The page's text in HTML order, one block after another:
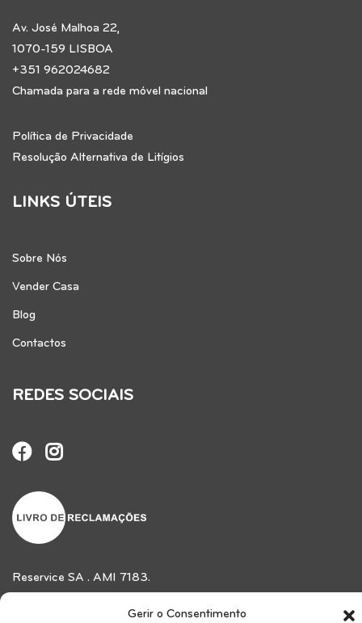
Gerir o Consentimento
Av. José Malhoa 22,
1070-159 LISBOA
+351 962024682
Chamada para a rede móvel nacional
Política de Privacidade
Resolução Alternativa de Litígios
LINKS ÚTEIS
Sobre Nós
Vender Casa
Blog
Contactos
REDES SOCIAIS
Reservice SA . AMI 7183.